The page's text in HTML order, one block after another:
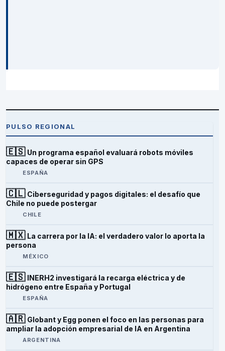
PULSO REGIONAL
🇪🇸 Un programa español evaluará robots móviles
capaces de operar sin GPS
ESPAÑA
🇨🇱 Ciberseguridad y pagos digitales: el desafío que
Chile no puede postergar
CHILE
🇲🇽 La carrera por la IA: el verdadero valor lo aporta la
persona
MÉXICO
🇪🇸 INERH2 investigará la recarga eléctrica y de
hidrógeno entre España y Portugal
ESPAÑA
🇦🇷 Globant y Egg ponen el foco en las personas para
ampliar la adopción empresarial de IA en Argentina
ARGENTINA